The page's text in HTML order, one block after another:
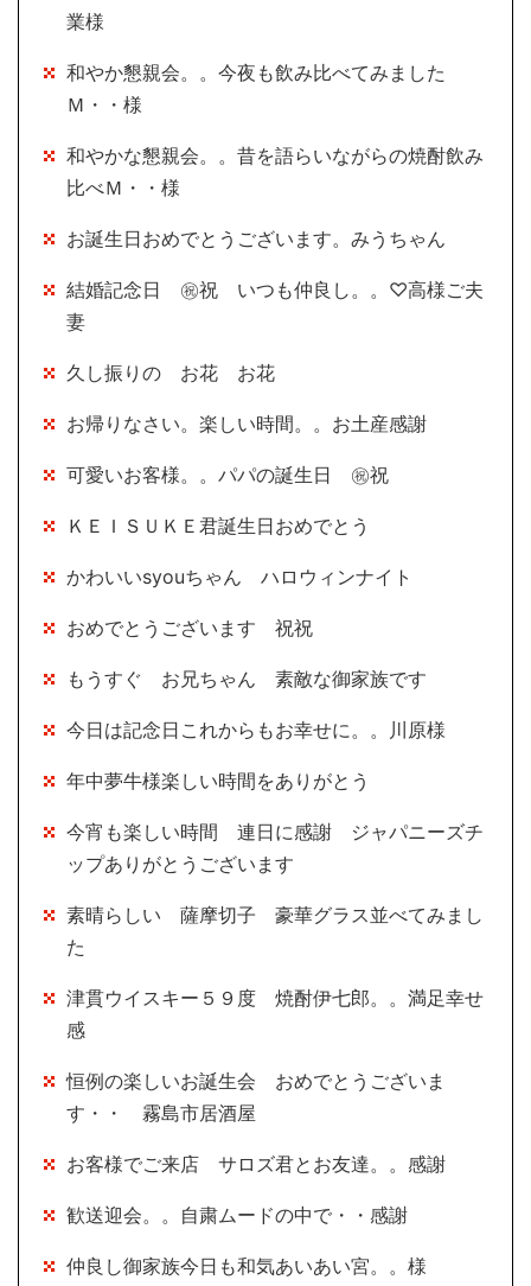
業様
和やか懇親会。。今夜も飲み比べてみました
Ｍ・・様
和やかな懇親会。。昔を語らいながらの焼酎飲み
比べＭ・・様
お誕生日おめでとうございます。みうちゃん
結婚記念日 ㊗祝 いつも仲良し。。♡高様ご夫
妻
久し振りの お花 お花
お帰りなさい。楽しい時間。。お土産感謝
可愛いお客様。。パパの誕生日 ㊗祝
ＫＥＩＳＵＫＥ君誕生日おめでとう
かわいいsyouちゃん ハロウィンナイト
おめでとうございます 祝祝
もうすぐ お兄ちゃん 素敵な御家族です
今日は記念日これからもお幸せに。。川原様
年中夢牛様楽しい時間をありがとう
今宵も楽しい時間 連日に感謝 ジャパニーズチ
ップありがとうございます
素晴らしい 薩摩切子 豪華グラス並べてみまし
た
津貫ウイスキー５９度 焼酎伊七郎。。満足幸せ
感
恒例の楽しいお誕生会 おめでとうございま
す・・ 霧島市居酒屋
お客様でご来店 サロズ君とお友達。。感謝
歓送迎会。。自粛ムードの中で・・感謝
仲良し御家族今日も和気あいあい宮。。様